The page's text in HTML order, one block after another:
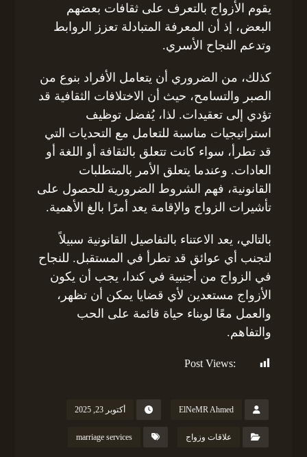
يقوم الأزواج بالتعرف على ثقافات بعضهم
البعض، إذ أن المعرفة المتبادلة تعزز الروابط
وتدعم النجاح الأسري.
كذلك، من الضروري أن يتعامل الأفراد بنوع من
الصبر والتسامح، حيث أن الاختلافات الثقافية قد
تؤدي إلى تعقيدات. لذا، يُفضل توظيف
استراتيجيات مناسبة للتعامل مع التحديات التي
قد تطرأ، سواء كانت تتعلق بالثقافة أو اللغة أو
العادات. وعندما يتعلق الأمر بالمتطلبات
القانونية، فهم الشروط الضرورية للحصول على
تأشيرات الزواج والإقامة يعد أمرًا بالغ الأهمية.
بالتالي، يعد الاعتناء بالتفاصيل القانونية سبيلاً
لتجنب أي عوائق قد تطرأ في المستقبل. للنجاح
في الزواج من أجنبية في كندا، يجب أن يكون
الأزواج مستعدين لأي قضايا يمكن أن تظهر،
والعمل معًا لوبناء حياة قائمة على الحب
والتفاهم.
Post Views:
ElNeMR Ahmed أكتوبر 23, 2025
علاقات وزواج marriage services